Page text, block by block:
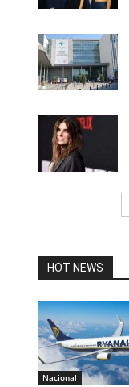
HOT NEWS
Nacional